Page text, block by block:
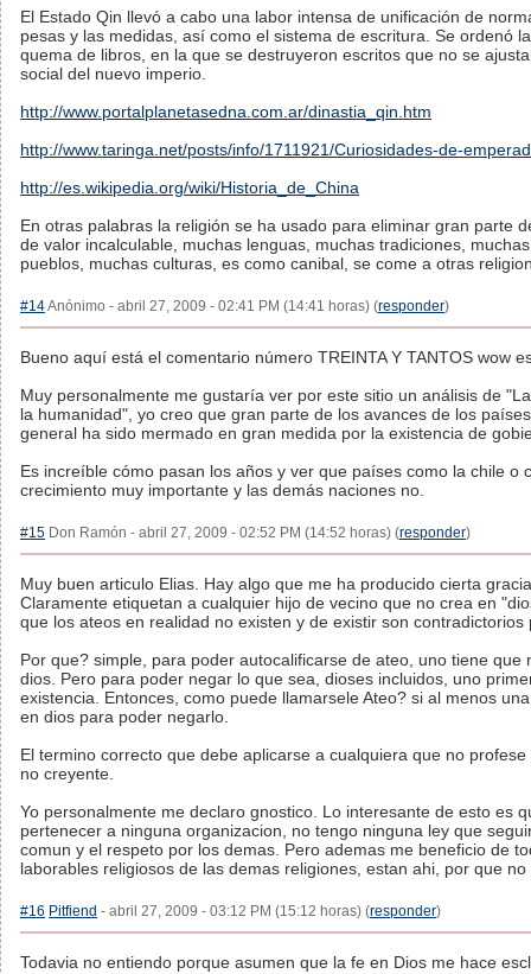
El Estado Qin llevó a cabo una labor intensa de unificación de
pesas y las medidas, así como el sistema de escritura. Se ordenó
quema de libros, en la que se destruyeron escritos que no se
social del nuevo imperio.
http://www.portalplanetasedna.com.ar/dinastia_qin.htm
http://www.taringa.net/posts/info/1711921/Curiosidades-de-
http://es.wikipedia.org/wiki/Historia_de_China
En otras palabras la religión se ha usado para eliminar gran parte
de valor incalculable, muchas lenguas, muchas tradiciones,
pueblos, muchas culturas, es como canibal, se come a otras
#14Anónimo - abril 27, 2009 - 02:41 PM (14:41 horas) (responder)
Bueno aquí está el comentario número TREINTA Y TANTOS wow
Muy personalmente me gustaría ver por este sitio un análisis de
la humanidad", yo creo que gran parte de los avances de los
general ha sido mermado en gran medida por la existencia de
Es increíble cómo pasan los años y ver que países como la chile o
crecimiento muy importante y las demás naciones no.
#15 Don Ramón - abril 27, 2009 - 02:52 PM (14:52 horas) (responder)
Muy buen articulo Elias. Hay algo que me ha producido cierta
Claramente etiquetan a cualquier hijo de vecino que no crea en
que los ateos en realidad no existen y de existir son contradictorios
Por que? simple, para poder autocalificarse de ateo, uno tiene que
dios. Pero para poder negar lo que sea, dioses incluidos, uno
existencia. Entonces, como puede llamarsele Ateo? si al menos
en dios para poder negarlo.
El termino correcto que debe aplicarse a cualquiera que no
no creyente.
Yo personalmente me declaro gnostico. Lo interesante de esto es
pertenecer a ninguna organizacion, no tengo ninguna ley que
comun y el respeto por los demas. Pero ademas me beneficio de
laborables religiosos de las demas religiones, estan ahi, por que
#16 Pitfiend - abril 27, 2009 - 03:12 PM (15:12 horas) (responder)
Todavia no entiendo porque asumen que la fe en Dios me hace